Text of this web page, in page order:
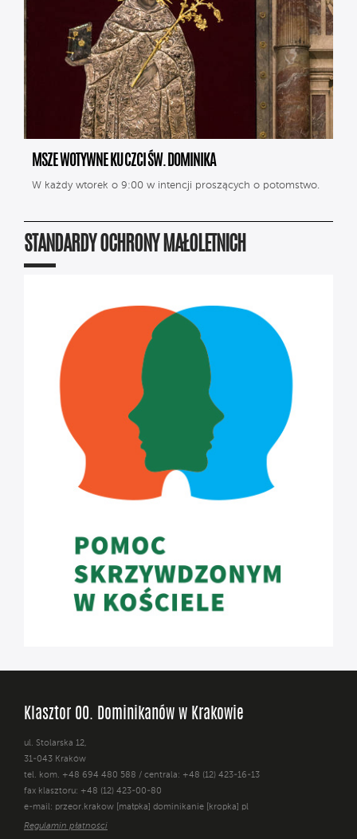
MSZE WOTYWNE KU CZCI ŚW. DOMINIKA
W każdy wtorek o 9:00 w intencji proszących o potomstwo.
STANDARDY OCHRONY MAŁOLETNICH
Klasztor OO. Dominikanów w Krakowie
ul. Stolarska 12,
31-043 Kraków
tel. kom. +48 694 480 588 / centrala: +48 (12) 423-16-13
fax klasztoru: +48 (12) 423-00-80
e-mail: przeor.krakow [małpka] dominikanie [kropka] pl
Regulamin płatności